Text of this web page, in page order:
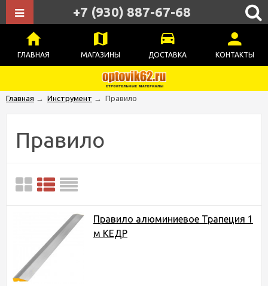
ГЛАВНАЯ МАГАЗИНЫ ДОСТАВКА КОНТАКТЫ
+7 (930) 887-67-68
Главная → Инструмент → Правило
Правило
Правило алюминиевое Трапеция 1
м КЕДР